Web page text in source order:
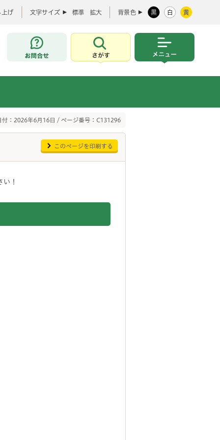
上げ 文字サイズ 標準 拡大 背景色 黒 白 黄
お問合せ
さがす
付：2026年6月16日 / ページ番号：C131296
このページを印刷する
！